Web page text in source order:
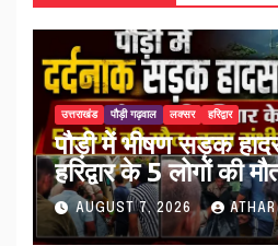
उत्तराखंड पौड़ी गढ़वाल लक्सर हरिद्वार
पौड़ी में भीषण सड़क
हरिद्वार के 5 लोगों की
घायल…
AUGUST 7, 2026 ATHAR